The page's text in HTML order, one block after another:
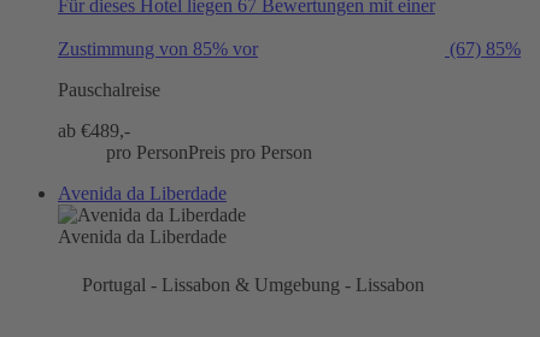
Für dieses Hotel liegen 67 Bewertungen mit einer
Zustimmung von 85% vor (67) 85%
Pauschalreise
ab €489,-
pro PersonPreis pro Person
Avenida da Liberdade
Avenida da Liberdade
Portugal - Lissabon & Umgebung - Lissabon